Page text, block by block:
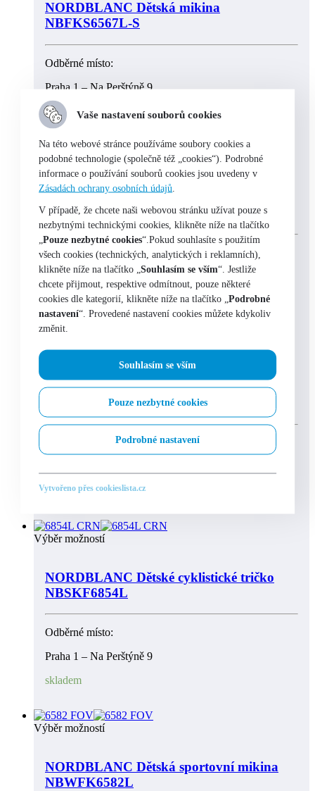
NORDBLANC Dětská mikina
NBFKS6567L-S
Odběrné místo:
Praha 1 – Na Perštýně 9
skladem
Výběr možností
NORDBLANC Dětská mikina
NBSKS6725L
Odběrné místo:
Praha 1 – Na Perštýně 9
skladem
Výběr možností
NORDBLANC Dětská mikina
NBSKS6726L
skladem
Výběr možností
NORDBLANC Dětské cyklistické tričko
NBSKF6854L
Odběrné místo:
Praha 1 – Na Perštýně 9
skladem
Výběr možností
NORDBLANC Dětská sportovní mikina
NBWFK6582L
Vaše nastavení souborů cookies
Na této webové stránce používáme soubory cookies a
podobné technologie (společně též „cookies“). Podrobné
informace o používání souborů cookies jsou uvedeny v
Zásadách ochrany osobních údajů
V případě, že chcete naši webovou stránku užívat pouze s
nezbytnými technickými cookies, klikněte níže na tlačítko
„Pouze nezbytné cookies“.Pokud souhlasíte s použitím
všech cookies (technických, analytických i reklamních),
klikněte níže na tlačítko „Souhlasím se vším“. Jestliže
chcete přijmout, respektive odmítnout, pouze některé
cookies dle kategorií, klikněte níže na tlačítko „Podrobné
nastavení“. Provedené nastavení cookies můžete kdykoliv
změnit.
Souhlasím se vším
Pouze nezbytné cookies
Podrobné nastavení
Vytvořeno přes cookieslista.cz